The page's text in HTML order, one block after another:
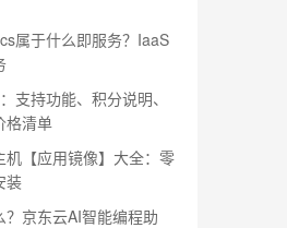
属于什么即服务？IaaS
支持功能、积分说明、
格清单
机【应用镜像】大全：零
装
京东云AI智能编程助